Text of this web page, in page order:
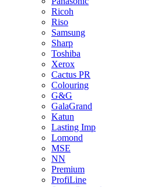
Ricoh
Riso
Samsung
Sharp
Toshiba
Xerox
Cactus PR
Colouring
G&G
GalaGrand
Katun
Lasting Imp
Lomond
MSE
NN
Premium
ProfiLine